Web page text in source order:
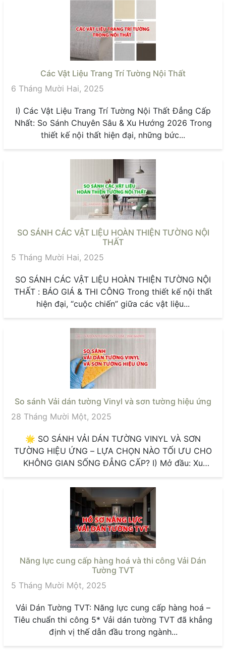
Các Vật Liệu Trang Trí Tường Nội Thất
6 Tháng Mười Hai, 2025
I) Các Vật Liệu Trang Trí Tường Nội Thất Đẳng Cấp
Nhất: So Sánh Chuyên Sâu & Xu Hướng 2026 Trong
thiết kế nội thất hiện đại, những bức...
SO SÁNH CÁC VẬT LIỆU HOÀN THIỆN TƯỜNG NỘI
THẤT
5 Tháng Mười Hai, 2025
SO SÁNH CÁC VẬT LIỆU HOÀN THIỆN TƯỜNG NỘI
THẤT : BÁO GIÁ & THI CÔNG Trong thiết kế nội thất
hiện đại, “cuộc chiến” giữa các vật liệu...
So sánh Vải dán tường Vinyl và sơn tường hiệu ứng
28 Tháng Mười Một, 2025
🌟 SO SÁNH VẢI DÁN TƯỜNG VINYL VÀ SƠN
TƯỜNG HIỆU ỨNG – LỰA CHỌN NÀO TỐI ƯU CHO
KHÔNG GIAN SỐNG ĐẲNG CẤP? I) Mở đầu: Xu
Năng lực cung cấp hàng hoá và thi công Vải Dán
Tường TVT
5 Tháng Mười Một, 2025
Vải Dán Tường TVT: Năng lực cung cấp hàng hoá –
Tiêu chuẩn thi công 5* Vải dán tường TVT đã khẳng
định vị thế dẫn đầu trong ngành...